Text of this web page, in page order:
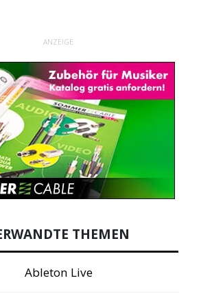
ANZEIGE
THEMEN
Ableton Live